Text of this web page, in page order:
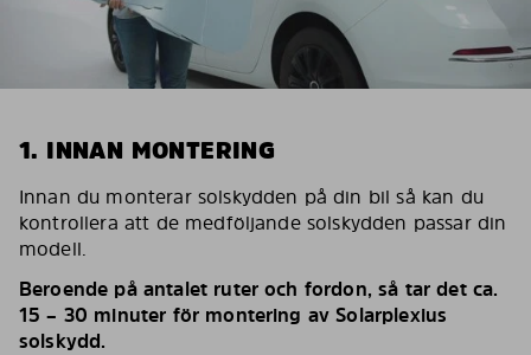
1. INNAN MONTERING
Innan du monterar solskydden på din bil så kan du
kontrollera att de medföljande solskydden passar din
modell.
Beroende på antalet ruter och fordon, så tar det ca.
15 – 30 minuter för montering av Solarplexius
solskydd.